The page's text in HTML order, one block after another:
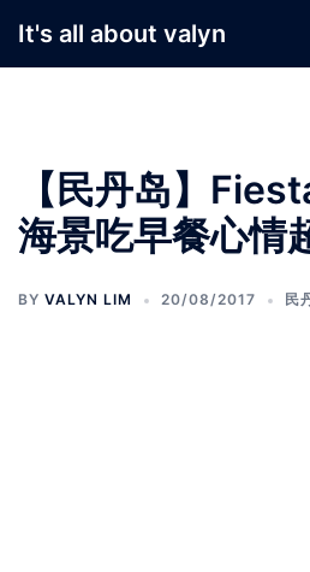
It's all about valyn
【民丹岛】
海景吃早餐心情
BY VALYN LIM 20/08/2017 民